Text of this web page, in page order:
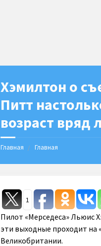
Хэмилтон о
Питт
возраст вряд
Главная Главная
1
Пилот «Мерседеса» Льюис
эти выходные проходит на
Великобритании.